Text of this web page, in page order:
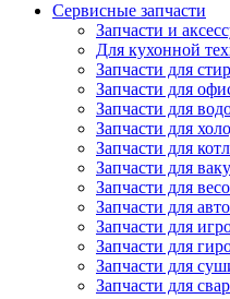
Сервисные запчасти
Запчасти и
Для кухонной
Запчасти для
Запчасти для
Запчасти для
Запчасти для
Запчасти для
Запчасти для
Запчасти для
Запчасти для
Запчасти для
Запчасти для
Запчасти для
Запчасти для